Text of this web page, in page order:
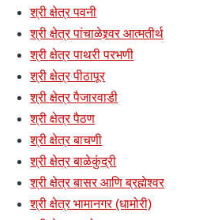
श्री क्षेत्र पवनी
श्री क्षेत्र पांचाळेश्र्वर आत्मतीर्थ
श्री क्षेत्र पाथरी परभणी
श्री क्षेत्र पीठापूर
श्री क्षेत्र पैजारवाडी
श्री क्षेत्र पैठण
श्री क्षेत्र बाचणी
श्री क्षेत्र बाळेकुंद्री
श्री क्षेत्र बासर आणि ब्रह्मेश्वर
श्री क्षेत्र भामानगर (धामोरी)